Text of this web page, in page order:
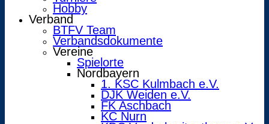
Hobby
Verband
BTFV Team
Verbandsdokumente
Vereine
Spielorte
Nordbayern
1. KSC Kulmbach e.V.
DJK Weiden e.V.
FK Aschbach
KC Nurn